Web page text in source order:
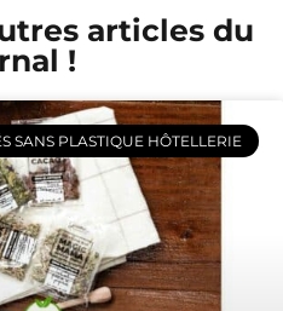
articles du
!
SANS PLASTIQUE HÔTELLERIE